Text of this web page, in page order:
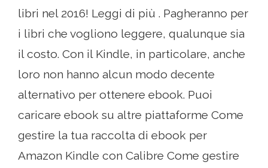
libri nel 2016! Leggi di più . Pagheranno per
i libri che vogliono leggere, qualunque sia
il costo. Con il Kindle, in particolare, anche
loro non hanno alcun modo decente
alternativo per ottenere ebook. Puoi
caricare ebook su altre piattaforme Come
gestire la tua raccolta di ebook per
Amazon Kindle con Calibre Come gestire